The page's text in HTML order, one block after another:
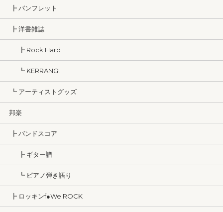
┣ パンフレット
┣ 洋書雑誌
┣ Rock Hard
┗ KERRANG!
┗ アーティストグッズ
邦楽
┣ バンドスコア
┣ ギター譜
┗ ピアノ弾き語り
┣ ロッキンf●We ROCK